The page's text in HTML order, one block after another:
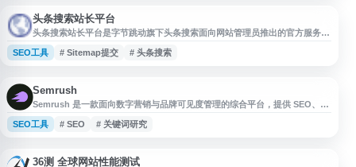
客、内容营销站点
头条搜索站长平台
头条搜索站长平台是字节跳动旗下头条搜索面向网站管理员推出的官方服务平
台，为站长提供网站接入、数据监控和搜索优化工具。平台支持sitemap提
交、robots协议管理、URL收录提交等功能，帮助站长将网站内容快速纳入
次上限。平台
SEO工具 # Sitemap提交 # 头条搜索
Semrush
Semrush 是一款面向数字营销与品牌可见度管理的综合平台，提供 SEO、
PPC、内容营销、竞争对手分析、社交媒体管理和流量研究等工具。用户可通
过关键词研究、网站审计、排名跟踪、外链分析等功能，优化搜索表现并评估
SEO工具 # SEO # 关键词研究
36测 全球网站性能测试